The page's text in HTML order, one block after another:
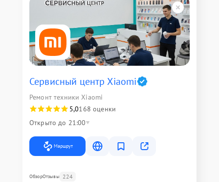
Сервисный центр Xiaomi
Ремонт техники Xiaomi
5,0168 оценки
Открыто до 21:00
Маршрут
ОбзорОтзывы 224